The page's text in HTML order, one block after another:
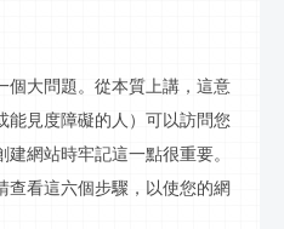
個大問題。從本質上講，這意
能見度障礙的人）可以訪問您
網站時牢記這一點很重要。
查看這六個步驟，以使您的網